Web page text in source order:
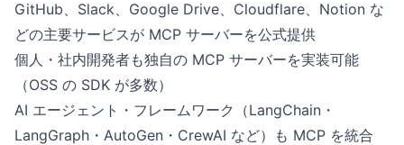
GitHub、Slack、Google Drive、Cloudflare、Notion な
どの主要サービスが MCP サーバーを公式提供
個人・社内開発者も独自の MCP サーバーを実装可能
（OSS の SDK が多数）
AI エージェント・フレームワーク（LangChain・
LangGraph・AutoGen・CrewAI など）も MCP を統合